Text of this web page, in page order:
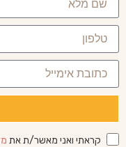
קראתי ואני מאשר/ת את